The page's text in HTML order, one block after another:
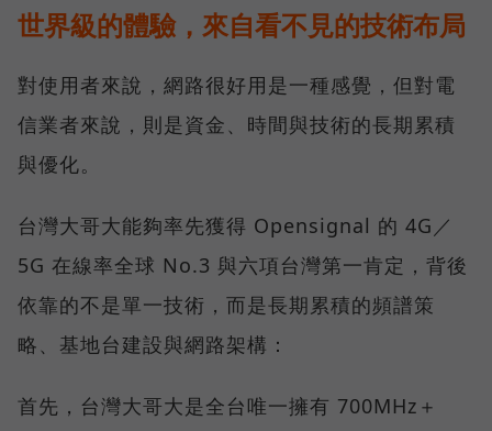
世界級的體驗，來自看不見的技術布局
對使用者來說，網路很好用是一種感覺，但對電
信業者來說，則是資金、時間與技術的長期累積
與優化。
台灣大哥大能夠率先獲得 Opensignal 的 4G／
5G 在線率全球 No.3 與六項台灣第一肯定，背後
依靠的不是單一技術，而是長期累積的頻譜策
略、基地台建設與網路架構：
首先，台灣大哥大是全台唯一擁有 700MHz＋